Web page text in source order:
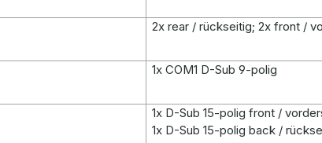
2x rear / rückseitig; 2x front /
1x COM1 D-Sub 9-polig
1x D-Sub 15-polig front /
1x D-Sub 15-polig back /